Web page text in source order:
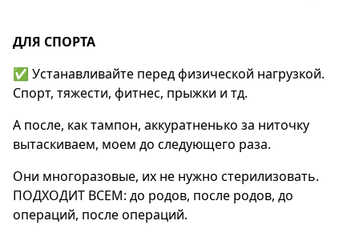
ДЛЯ СПОРТА
✅ Устанавливайте перед физической нагрузкой.
Спорт, тяжести, фитнес, прыжки и тд.
А после, как тампон, аккуратненько за ниточку
вытаскиваем, моем до следующего раза.
Они многоразовые, их не нужно стерилизовать.
ПОДХОДИТ ВСЕМ: до родов, после родов, до
операций, после операций.